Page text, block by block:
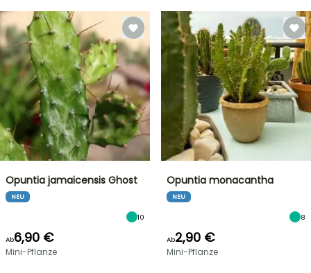
Opuntia jamaicensis Ghost
NEU
10
Ab6,90 €
Mini-Pflanze
Opuntia monacantha
NEU
8
Ab2,90 €
Mini-Pflanze